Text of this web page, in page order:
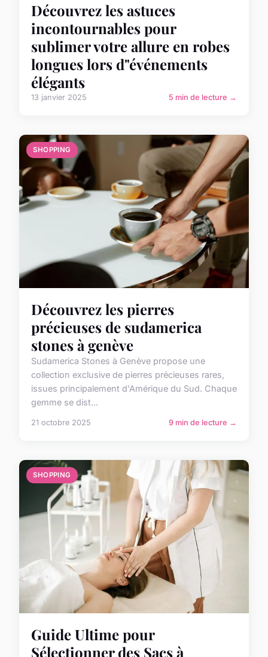
Découvrez les astuces
incontournables pour
sublimer votre allure en robes
longues lors d"événements
élégants
13 janvier 2025 5 min de lecture →
SHOPPING
Découvrez les pierres
précieuses de sudamerica
stones à genève
Sudamerica Stones à Genève propose une
collection exclusive de pierres précieuses rares,
issues principalement d'Amérique du Sud. Chaque
gemme se dist...
21 octobre 2025 9 min de lecture →
SHOPPING
Guide Ultime pour
Sélectionner des Sacs à